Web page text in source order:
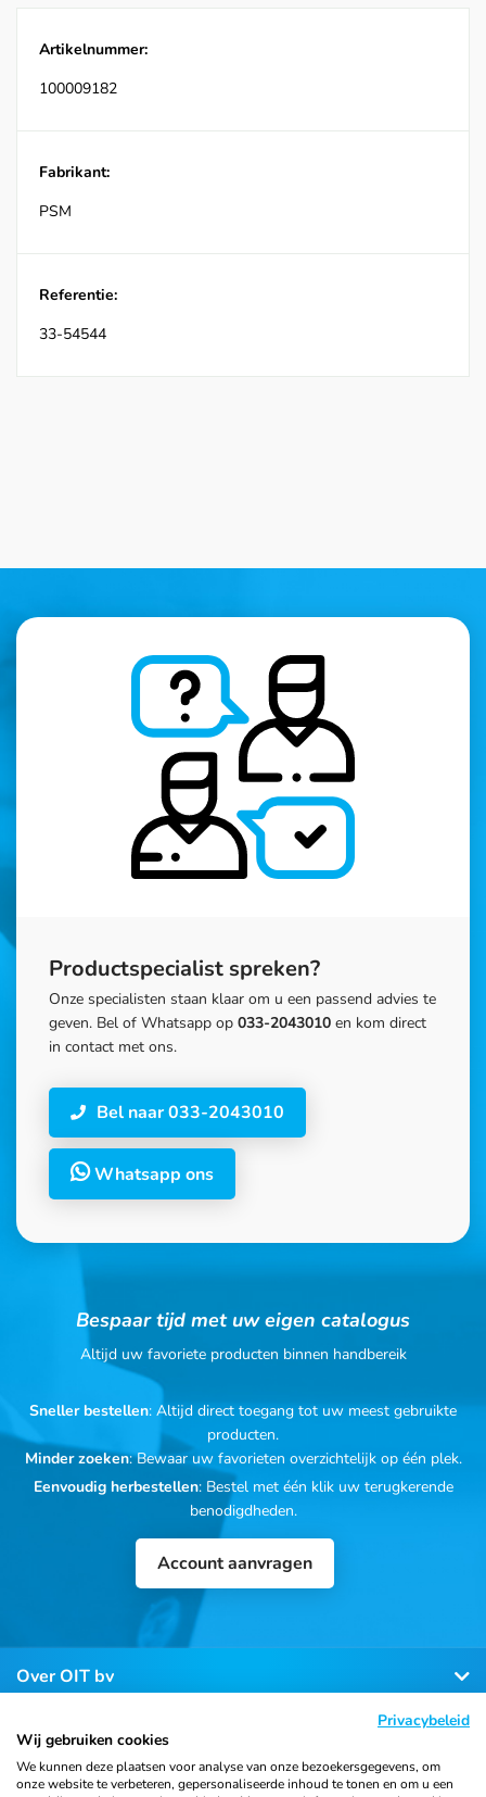
Artikelnummer:
100009182
Fabrikant:
PSM
Referentie:
33-54544
Productspecialist spreken?
Onze specialisten staan klaar om u een passend advies te
geven. Bel of Whatsapp op 033-2043010 en kom direct
in contact met ons.
Bel naar 033-2043010
Whatsapp ons
Bespaar tijd met uw eigen catalogus
Altijd uw favoriete producten binnen handbereik
Sneller bestellen: Altijd direct toegang tot uw meest gebruikte
producten.
Minder zoeken: Bewaar uw favorieten overzichtelijk op één plek.
Eenvoudig herbestellen: Bestel met één klik uw terugkerende
benodigdheden.
Account aanvragen
Over OIT bv
Klantenservice
Privacybeleid
Wij gebruiken cookies
We kunnen deze plaatsen voor analyse van onze bezoekersgegevens, om
onze website te verbeteren, gepersonaliseerde inhoud te tonen en om u een